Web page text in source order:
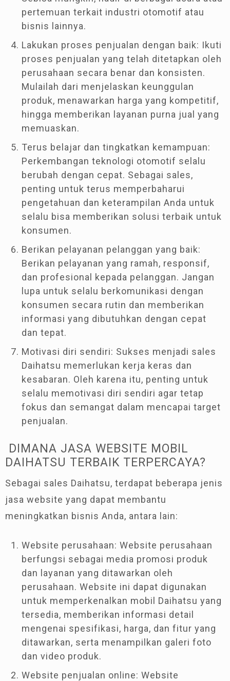
pertemuan terkait industri otomotif atau
bisnis lainnya.
Lakukan proses penjualan dengan baik: Ikuti
proses penjualan yang telah ditetapkan oleh
perusahaan secara benar dan konsisten.
Mulailah dari menjelaskan keunggulan
produk, menawarkan harga yang kompetitif,
hingga memberikan layanan purna jual yang
memuaskan.
Terus belajar dan tingkatkan kemampuan:
Perkembangan teknologi otomotif selalu
berubah dengan cepat. Sebagai sales,
penting untuk terus memperbaharui
pengetahuan dan keterampilan Anda untuk
selalu bisa memberikan solusi terbaik untuk
konsumen.
Berikan pelayanan pelanggan yang baik:
Berikan pelayanan yang ramah, responsif,
dan profesional kepada pelanggan. Jangan
lupa untuk selalu berkomunikasi dengan
konsumen secara rutin dan memberikan
informasi yang dibutuhkan dengan cepat
dan tepat.
Motivasi diri sendiri: Sukses menjadi sales
Daihatsu memerlukan kerja keras dan
kesabaran. Oleh karena itu, penting untuk
selalu memotivasi diri sendiri agar tetap
fokus dan semangat dalam mencapai target
penjualan.
DIMANA JASA WEBSITE MOBIL
DAIHATSU TERBAIK TERPERCAYA?
Sebagai sales Daihatsu, terdapat beberapa jenis
jasa website yang dapat membantu
meningkatkan bisnis Anda, antara lain:
Website perusahaan: Website perusahaan
berfungsi sebagai media promosi produk
dan layanan yang ditawarkan oleh
perusahaan. Website ini dapat digunakan
untuk memperkenalkan mobil Daihatsu yang
tersedia, memberikan informasi detail
mengenai spesifikasi, harga, dan fitur yang
ditawarkan, serta menampilkan galeri foto
dan video produk.
Website penjualan online: Website